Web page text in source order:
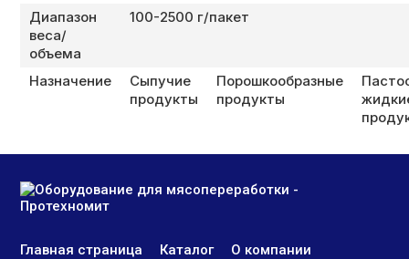
Диапазон
веса/
объема
100-2500 г/пакет
Назначение
Сыпучие
продукты
Порошкообразные
продукты
Главная страница Каталог
О компании